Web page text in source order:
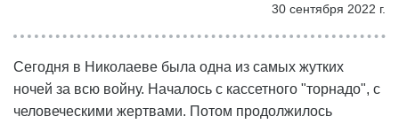
30 сентября 2022 г.
Сегодня в Николаеве была одна из самых жутких
ночей за всю войну. Началось с кассетного "торнадо", с
человеческими жертвами. Потом продолжилось